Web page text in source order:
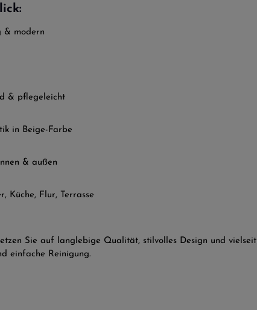
& modern
& pflegeleicht
in Beige-Farbe
& außen
Küche, Flur, Terrasse
Sie auf langlebige Qualität, stilvolles Design und
einfache Reinigung.